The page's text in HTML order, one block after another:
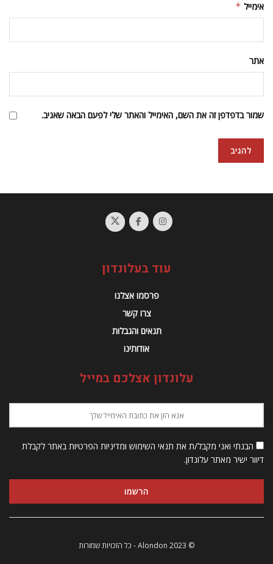
אימייל *
אתר
שמור בדפדפן זה את השם, האימייל והאתר שלי לפעם הבאה שאגיב.
עוד בעלונדון
פרסמו אצלנו
צרו קשר
תנאים והגבלות
אודותינו
עלונדון אצלכם במייל
הבנתי ואני מקבל/ת את תנאי השימוש ומדיניות הפרטיות באתר לקבלת
דיוור ישיר מאתר עלונדון.
© 2023 Alondon - כל הזכויות שמורות